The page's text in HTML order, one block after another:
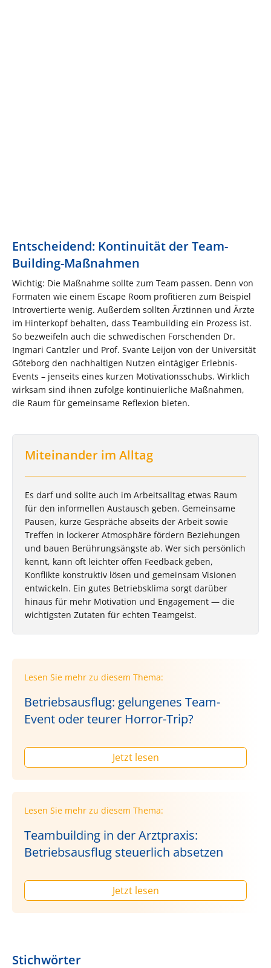
Entscheidend: Kontinuität der Team-
Building-Maßnahmen
Wichtig: Die Maßnahme sollte zum Team passen. Denn von
Formaten wie einem Escape Room profitieren zum Beispiel
Introvertierte wenig. Außerdem sollten Ärztinnen und Ärzte
im Hinterkopf behalten, dass Teambuilding ein Prozess ist.
So bezweifeln auch die schwedischen Forschenden Dr.
Ingmari Cantzler und Prof. Svante Leijon von der Universität
Göteborg den nachhaltigen Nutzen eintägiger Erlebnis-
Events – jenseits eines kurzen Motivationsschubs. Wirklich
wirksam sind ihnen zufolge kontinuierliche Maßnahmen,
die Raum für gemeinsame Reflexion bieten.
Miteinander im Alltag
Es darf und sollte auch im Arbeitsalltag etwas Raum
für den informellen Austausch geben. Gemeinsame
Pausen, kurze Gespräche abseits der Arbeit sowie
Treffen in lockerer Atmosphäre fördern Beziehungen
und bauen Berührungsängste ab. Wer sich persönlich
kennt, kann oft leichter offen Feedback geben,
Konflikte konstruktiv lösen und gemeinsam Visionen
entwickeln. Ein gutes Betriebsklima sorgt darüber
hinaus für mehr Motivation und Engagement — die
wichtigsten Zutaten für echten Teamgeist.
Lesen Sie mehr zu diesem Thema:
Betriebsausflug: gelungenes Team-
Event oder teurer Horror-Trip?
Jetzt lesen
Lesen Sie mehr zu diesem Thema:
Teambuilding in der Arztpraxis:
Betriebsausflug steuerlich absetzen
Jetzt lesen
Stichwörter